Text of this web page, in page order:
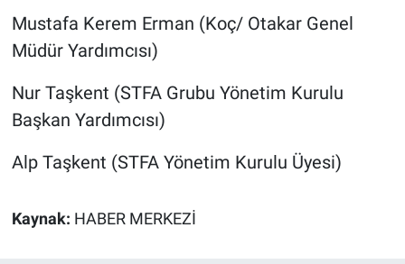
Mustafa Kerem Erman (Koç/ Otakar Genel
Müdür Yardımcısı)
Nur Taşkent (STFA Grubu Yönetim Kurulu
Başkan Yardımcısı)
Alp Taşkent (STFA Yönetim Kurulu Üyesi)
Kaynak: HABER MERKEZİ
Türkiye'nin Geleceği
Yerel Gündem
Yerel Yaşam
Canlı Yayın